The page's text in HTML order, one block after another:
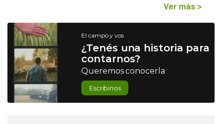
Ver más >
El campo y vos
¿Tenés una historia para
contarnos?
Queremos conocerla
Escribinos